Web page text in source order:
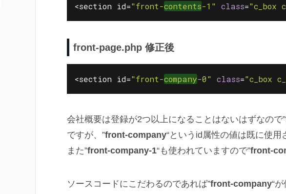
<section id="front-contents-1" class="c_box
front-page.php 修正後
<section id="front-company-0" class="c_box
会社概要は登録が2つ以上になることはないはずなので”
ですが、”front-company“というid属性の値は既に使用
また”front-company-1“も使われていますので”front-
ソースコードにこだわるのであれば”front-company“